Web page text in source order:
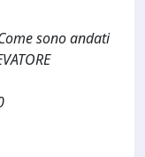
sono andati